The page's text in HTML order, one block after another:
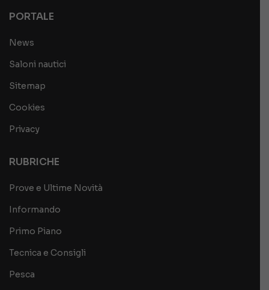
PORTALE
News
Saloni nautici
Sitemap
Cookies
Privacy
RUBRICHE
Prove e Ultime Novità
Informando
Primo Piano
Tecnica e Consigli
Pesca